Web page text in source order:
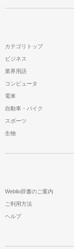
カテゴリトップ
ビジネス
業界用語
コンピュータ
電車
自動車・バイク
スポーツ
生物
Weblio辞書のご案内
ご利用方法
ヘルプ